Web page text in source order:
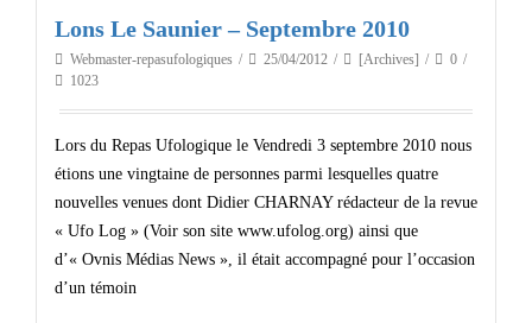
Lons Le Saunier – Septembre 2010
Webmaster-repasufologiques 25/04/2012 [Archives]
0
1023
Lors du Repas Ufologique le Vendredi 3 septembre 2010 nous
étions une vingtaine de personnes parmi lesquelles quatre
nouvelles venues dont Didier CHARNAY rédacteur de la revue
« Ufo Log » (Voir son site www.ufolog.org) ainsi que
d’« Ovnis Médias News », il était accompagné pour l’occasion
d’un témoin